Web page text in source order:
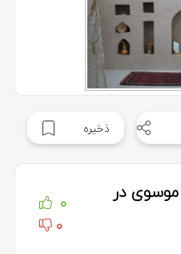
ذخیره
دفتر ازدواج و طلاق ۱۳ موسوی در
0
0